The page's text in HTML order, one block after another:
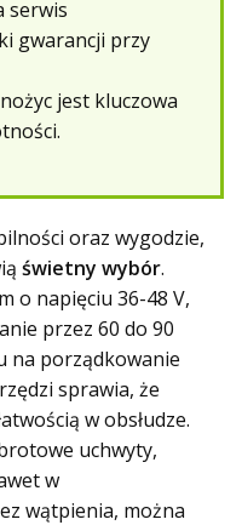
serwis
gwarancji przy
jest kluczowa
oraz wygodzie,
świetny wybór.
o napięciu 36-48 V,
przez 60 do 90
na porządkowanie
sprawia, że
w obsłudze.
uchwyty,
w
wątpienia, można